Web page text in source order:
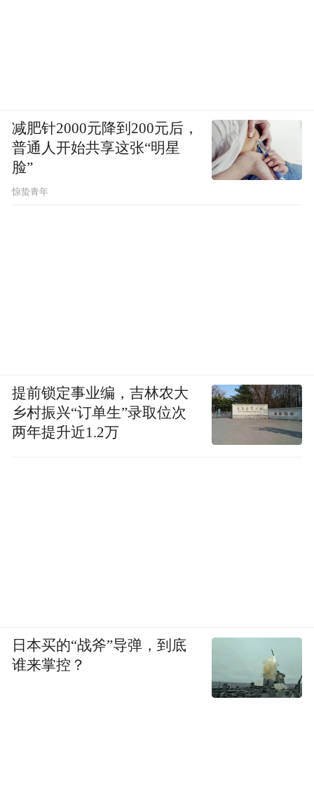
减肥针2000元降到200元后，
普通人开始共享这张“明星
脸”
惊蛰青年
提前锁定事业编，吉林农大
乡村振兴“订单生”录取位次
两年提升近1.2万
日本买的“战斧”导弹，到底
谁来掌控？